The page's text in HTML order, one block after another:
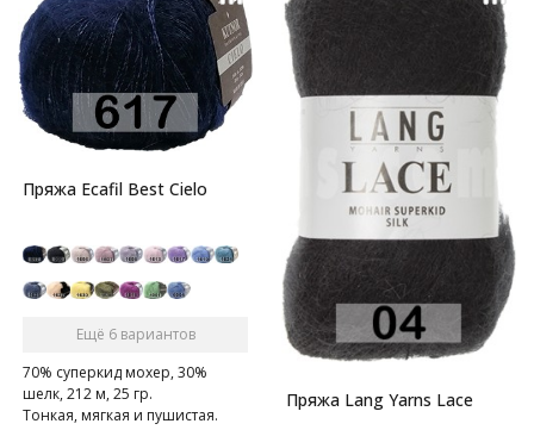
Пряжа Ecafil Best Cielo
Ещё 6 вариантов
70% суперкид мохер, 30%
шелк, 212 м, 25 гр.
Тонкая, мягкая и пушистая.
Пряжа Lang Yarns Lace